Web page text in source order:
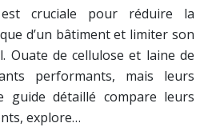
est cruciale pour réduire la
d’un bâtiment et limiter son
Ouate de cellulose et laine de
performants, mais leurs
guide détaillé compare leurs
explore…